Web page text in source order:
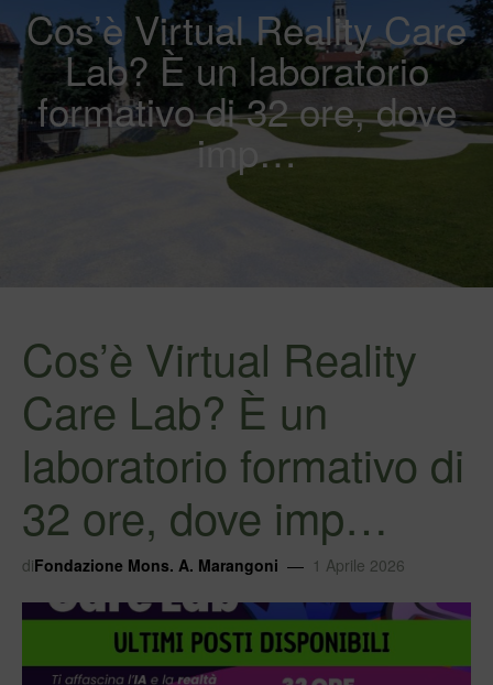
Cos’è Virtual Reality Care
Lab? È un laboratorio
formativo di 32 ore, dove
imp…
Cos’è Virtual Reality
Care Lab? È un
laboratorio formativo di
32 ore, dove imp…
diFondazione Mons. A. Marangoni 1 Aprile 2026